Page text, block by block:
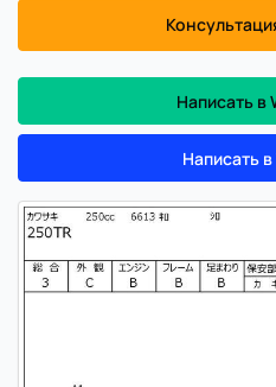
Написать в
Написать